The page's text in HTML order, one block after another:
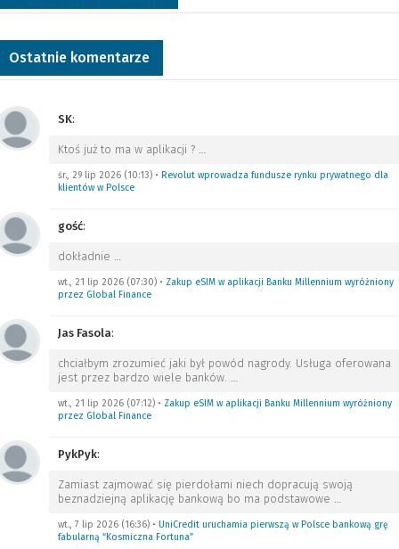
Ostatnie komentarze
SK:
Ktoś już to ma w aplikacji ? …
śr., 29 lip 2026 (10:13) • Revolut wprowadza fundusze rynku prywatnego dla
klientów w Polsce
gość:
dokładnie …
wt., 21 lip 2026 (07:30) • Zakup eSIM w aplikacji Banku Millennium wyróżniony
przez Global Finance
Jas Fasola:
chciałbym zrozumieć jaki był powód nagrody. Usługa oferowana
jest przez bardzo wiele banków. …
wt., 21 lip 2026 (07:12) • Zakup eSIM w aplikacji Banku Millennium wyróżniony
przez Global Finance
PykPyk:
Zamiast zajmować się pierdołami niech dopracują swoją
beznadziejną aplikację bankową bo ma podstawowe …
wt., 7 lip 2026 (16:36) • UniCredit uruchamia pierwszą w Polsce bankową grę
fabularną “Kosmiczna Fortuna”